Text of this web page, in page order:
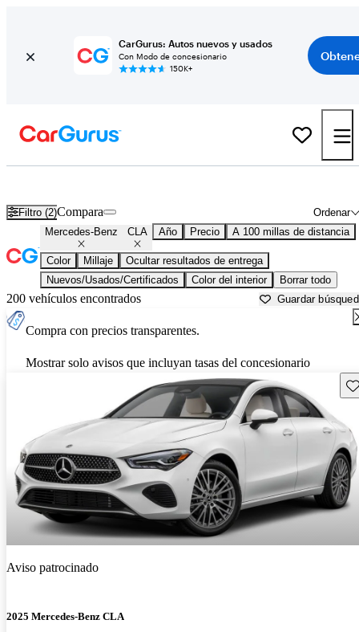
CarGurus: Autos nuevos y usados
Con Modo de concesionario
150K+
Filtro (2) Ordenar
Compara
Mercedes-Benz CLA Año Precio A 100 millas de distancia
Color Millaje
Ocultar resultados de entrega
Nuevos/Usados/Certificados
Color del interior Borrar todo
200 vehículos encontrados Guardar
Compra con precios transparentes.
Mostrar solo avisos que incluyan tasas del concesionario
Aviso patrocinado
2025 Mercedes-Benz CLA